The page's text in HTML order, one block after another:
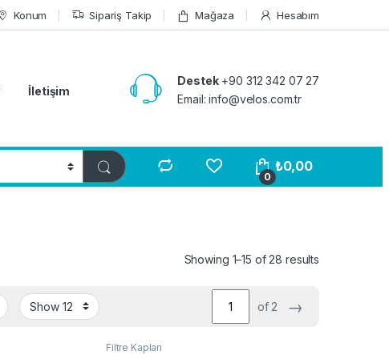
Konum Sipariş Takip Mağaza Hesabım
İletişim
Destek+90 312 342 07 27
Email: info@velos.com.tr
0
₺0,00
Showing 1–15 of 28 results
of 2 →
Filtre Kapları